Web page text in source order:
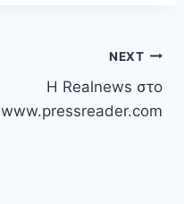
NEXT
Η Realnews στο
www.pressreader.com